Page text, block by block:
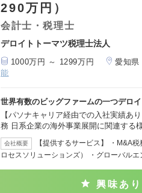
290万円）
会計士・税理士
デロイトトーマツ税理士法人
1000万円 ～ 1299万円 愛知県
能
世界有数のビッグファームの一つデロ
【パソナキャリア経由での入社実績あ
務 日系企業の海外事業展開に関連する
会社概要
【提供するサービス】 ・M&A
ロセスソリューションズ） ・グローバル
興味あり